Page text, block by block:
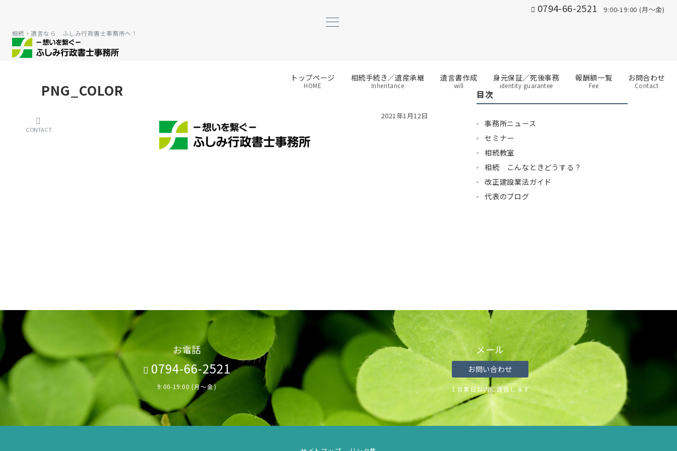
0794-66-2521 9:00-19:00 (月～金)
相続・遺言なら ふしみ行政書士事務所へ！
トップページ
HOME
相続手続き／遺産承継
Inheritance
遺言書作成
will
身元保証／死後事務
identity guarantee
報酬額一覧
Fee
お問合わせ
Contact
CONTACT
PNG_COLOR
2021年1月12日
目次
事務所ニュース
セミナー
相続教室
相続 こんなときどうする？
改正建設業法ガイド
代表のブログ
お電話
0794-66-2521
9:00-19:00 (月～金)
メール
お問い合わせ
１営業日以内に返信します